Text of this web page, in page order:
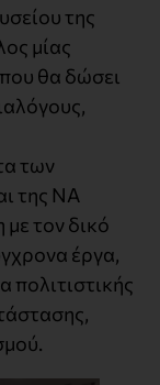
της
μίας
θα δώσει
των
της ΝΑ
τον δικό
έργα,
πολιτιστικής